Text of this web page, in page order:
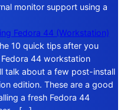
monitor support using a
Fedora 44 (Workstation)
10 quick tips after you
44 workstation
talk about a few post-install
edition. These are a good
a fresh Fedora 44